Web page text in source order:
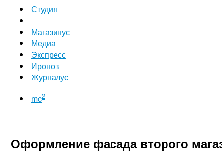
Студия
Магазинус
Медиа
Экспресс
Иронов
Журналус
mc2
Оформление фасада второго